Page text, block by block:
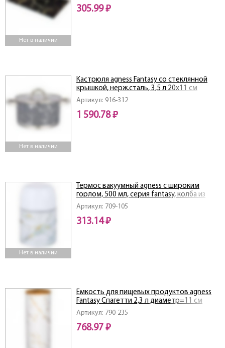
Нет в наличии
305.99 ₽
Нет в наличии
Артикул: 916-312
Кастрюля agness Fantasy со стеклянной
крышкой, нерж.сталь, 3,5 л 20х11 см
1 590.78 ₽
Нет в наличии
Артикул: 709-105
Термос вакуумный agness с широким
горлом, 500 мл, серия fantasy, колба из
нерж. стали
313.14 ₽
Артикул: 790-235
Емкость для пищевых продуктов agness
Fantasy Спагетти 2,3 л диаметр=11 см
высота=27 см
768.97 ₽